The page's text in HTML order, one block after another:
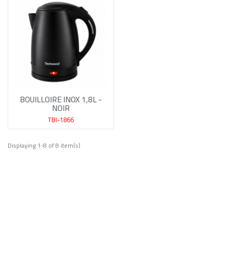
BOUILLOIRE INOX 1,8L -
NOIR
TBI-1866
Displaying 1-8 of 8 item(s)